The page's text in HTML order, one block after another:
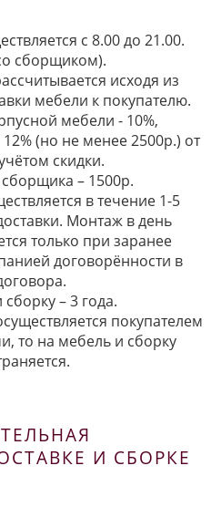
с 8.00 до 21.00.
сборщиком).
исходя из
мебели к покупателю.
мебели - 10%,
(но не менее 2500р.) от
скидки.
– 1500р.
в течение 1-5
Монтаж в день
только при заранее
договорённости в
– 3 года.
покупателем
то на мебель и сборку
И СБОРКЕ